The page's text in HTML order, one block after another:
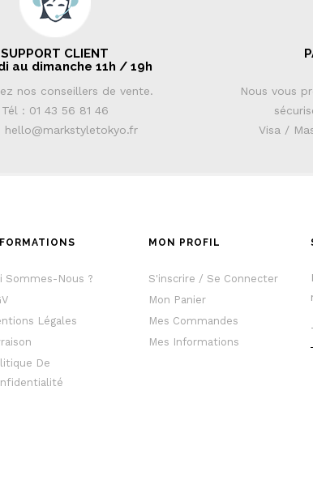
SUPPORT CLIENT
au dimanche 11h / 19h
nos conseillers de vente.
Tél : 01 43 56 81 46
hello@markstyletokyo.fr
Nous vous
Visa /
Sommes-Nous ?
Légales
De
MON PROFIL
S'inscrire / Se Connecter
Mon Panier
Mes Commandes
Mes Informations